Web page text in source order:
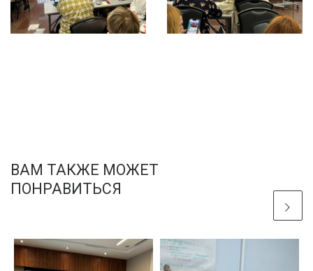
ВАМ ТАКЖЕ МОЖЕТ
ПОНРАВИТЬСЯ